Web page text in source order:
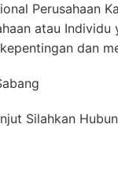
Perusahaan
atau Individu
dan
Silahkan